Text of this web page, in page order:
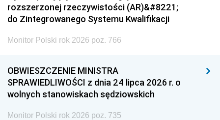
rozszerzonej rzeczywistości (AR)&#8221;
do Zintegrowanego Systemu Kwalifikacji
Monitor Polski rok 2026 poz. 766
OBWIESZCZENIE MINISTRA
SPRAWIEDLIWOŚCI z dnia 24 lipca 2026 r. o
wolnych stanowiskach sędziowskich
Monitor Polski rok 2026 poz. 735